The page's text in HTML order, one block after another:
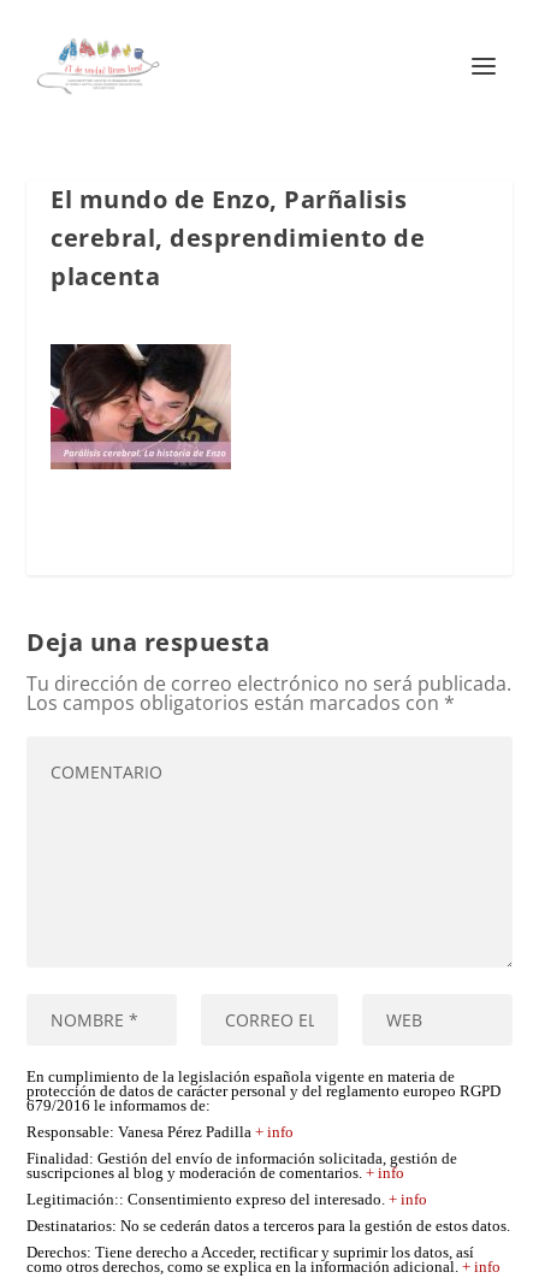
El mundo de Enzo, Parñalisis
cerebral, desprendimiento de
placenta
Deja una respuesta
Tu dirección de correo electrónico no será publicada.
Los campos obligatorios están marcados con *
En cumplimiento de la legislación española vigente en materia de
protección de datos de carácter personal y del reglamento europeo RGPD
679/2016 le informamos de:
Responsable: Vanesa Pérez Padilla+ info
Finalidad: Gestión del envío de información solicitada, gestión de
suscripciones al blog y moderación de comentarios.+ info
Legitimación:: Consentimiento expreso del interesado.+ info
Destinatarios: No se cederán datos a terceros para la gestión de estos datos.
Derechos: Tiene derecho a Acceder, rectificar y suprimir los datos, así
como otros derechos, como se explica en la información adicional.+ info